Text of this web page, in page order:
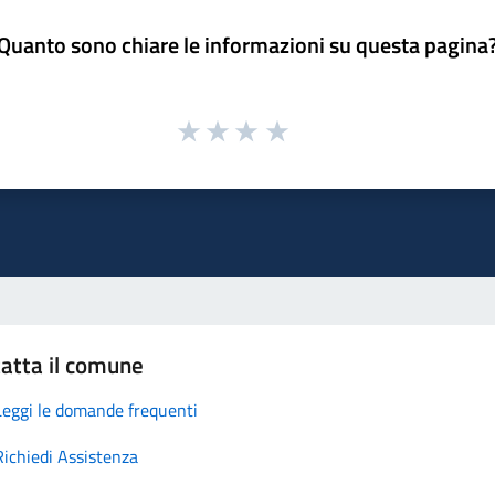
sono chiare le informazioni su questa
il comune
le domande frequenti
Assistenza